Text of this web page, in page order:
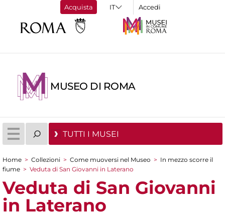
Acquista Accedi
MUSEO DI ROMA
TUTTI I MUSEI
Tu sei qui
Home > Collezioni > Come muoversi nel Museo > In mezzo scorre il
fiume > Veduta di San Giovanni in Laterano
Veduta di San Giovanni
in Laterano